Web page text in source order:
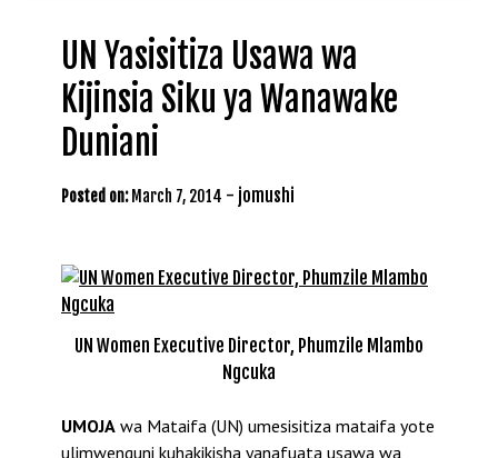
UN Yasisitiza Usawa wa
Kijinsia Siku ya Wanawake
Duniani
Posted on: March 7, 2014 - jomushi
UN Women Executive Director, Phumzile Mlambo
Ngcuka
UMOJA wa Mataifa (UN) umesisitiza mataifa yote
ulimwenguni kuhakikisha yanafuata usawa wa